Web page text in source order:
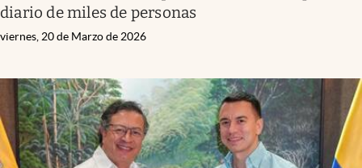
diario de miles de personas
viernes, 20 de Marzo de 2026